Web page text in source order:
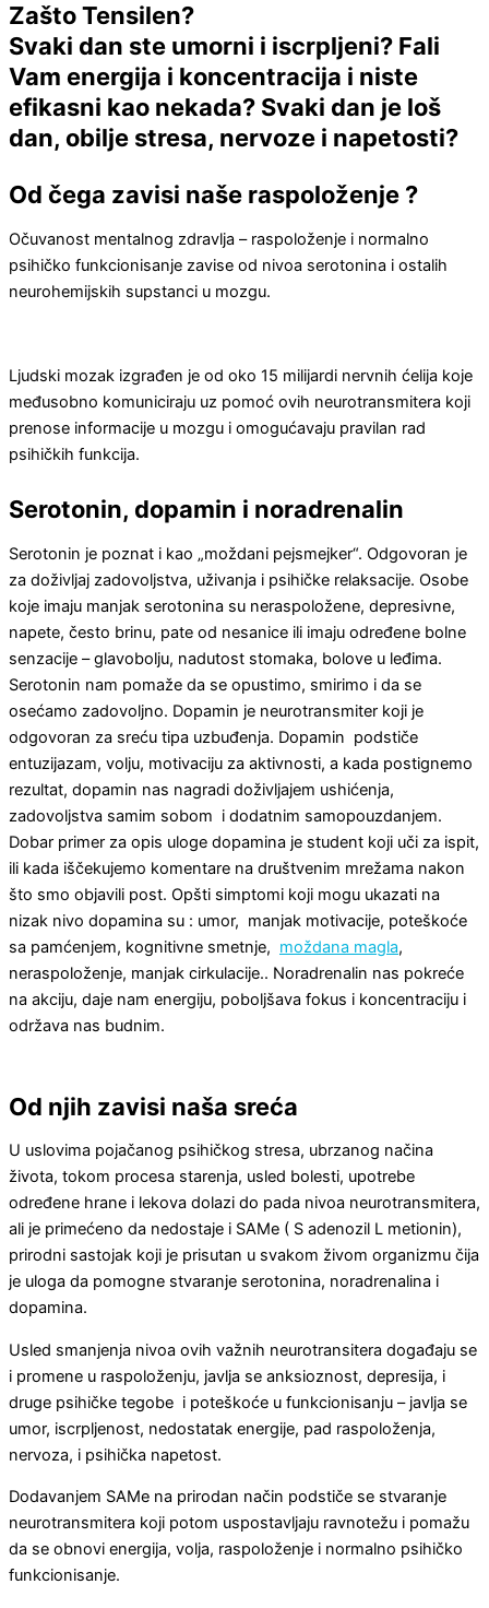
Zašto Tensilen?
Svaki dan ste umorni i iscrpljeni? Fali
Vam energija i koncentracija i niste
efikasni kao nekada? Svaki dan je loš
dan, obilje stresa, nervoze i napetosti?
Od čega zavisi naše raspoloženje ?
Očuvanost mentalnog zdravlja – raspoloženje i normalno
psihičko funkcionisanje zavise od nivoa serotonina i ostalih
neurohemijskih supstanci u mozgu.
Ljudski mozak izgrađen je od oko 15 milijardi nervnih ćelija koje
međusobno komuniciraju uz pomoć ovih neurotransmitera koji
prenose informacije u mozgu i omogućavaju pravilan rad
psihičkih funkcija.
Serotonin, dopamin i noradrenalin
Serotonin je poznat i kao „moždani pejsmejker“. Odgovoran je
za doživljaj zadovoljstva, uživanja i psihičke relaksacije. Osobe
koje imaju manjak serotonina su neraspoložene, depresivne,
napete, često brinu, pate od nesanice ili imaju određene bolne
senzacije – glavobolju, nadutost stomaka, bolove u leđima.
Serotonin nam pomaže da se opustimo, smirimo i da se
osećamo zadovoljno. Dopamin je neurotransmiter koji je
odgovoran za sreću tipa uzbuđenja. Dopamin podstiče
entuzijazam, volju, motivaciju za aktivnosti, a kada postignemo
rezultat, dopamin nas nagradi doživljajem ushićenja,
zadovoljstva samim sobom i dodatnim samopouzdanjem.
Dobar primer za opis uloge dopamina je student koji uči za ispit,
ili kada iščekujemo komentare na društvenim mrežama nakon
što smo objavili post. Opšti simptomi koji mogu ukazati na
nizak nivo dopamina su : umor, manjak motivacije, poteškoće
sa pamćenjem, kognitivne smetnje, moždana magla,
neraspoloženje, manjak cirkulacije.. Noradrenalin nas pokreće
na akciju, daje nam energiju, poboljšava fokus i koncentraciju i
održava nas budnim.
Od njih zavisi naša sreća
U uslovima pojačanog psihičkog stresa, ubrzanog načina
života, tokom procesa starenja, usled bolesti, upotrebe
određene hrane i lekova dolazi do pada nivoa neurotransmitera,
ali je primećeno da nedostaje i SAMe ( S adenozil L metionin),
prirodni sastojak koji je prisutan u svakom živom organizmu čija
je uloga da pomogne stvaranje serotonina, noradrenalina i
dopamina.
Usled smanjenja nivoa ovih važnih neurotransitera događaju se
i promene u raspoloženju, javlja se anksioznost, depresija, i
druge psihičke tegobe i poteškoće u funkcionisanju – javlja se
umor, iscrpljenost, nedostatak energije, pad raspoloženja,
nervoza, i psihička napetost.
Dodavanjem SAMe na prirodan način podstiče se stvaranje
neurotransmitera koji potom uspostavljaju ravnotežu i pomažu
da se obnovi energija, volja, raspoloženje i normalno psihičko
funkcionisanje.